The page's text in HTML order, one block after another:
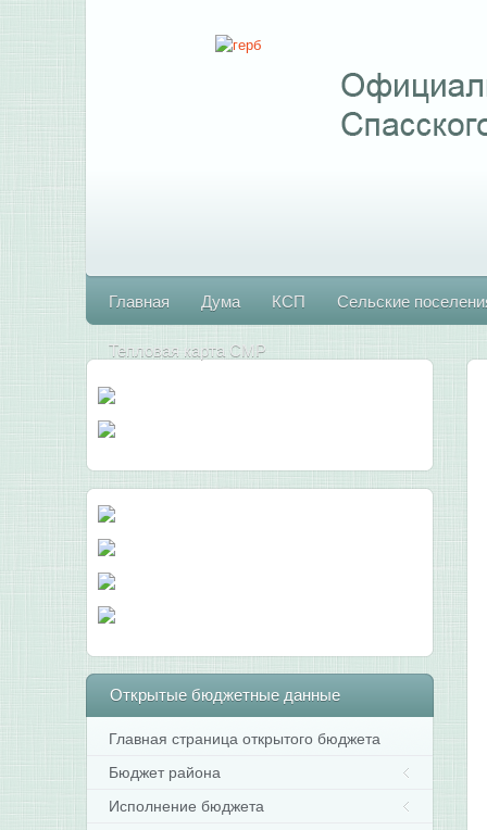
Главная Дума КСП Сельские
Тепловая карта СМР
Открытыебюджетные данные
Главная страница открытого бюджета
Бюджет района
Исполнение бюджета